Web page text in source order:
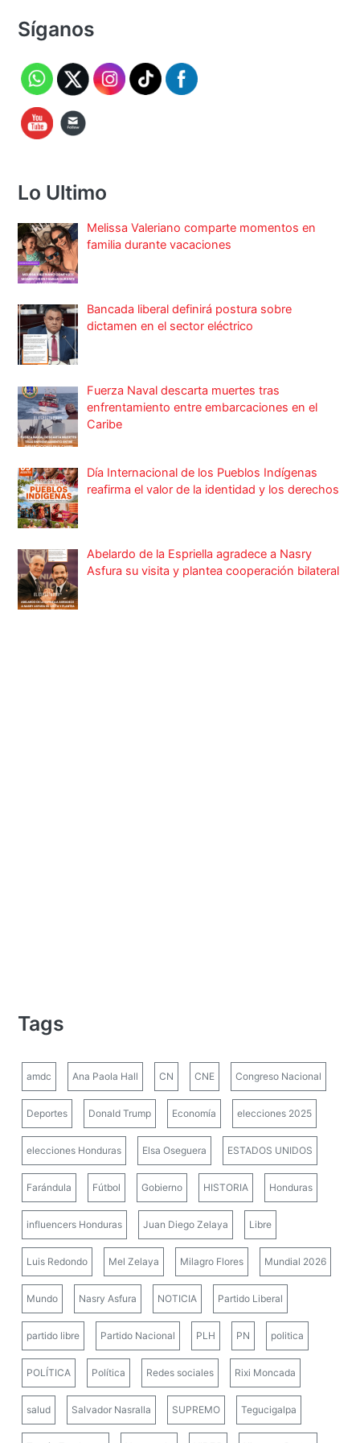
Síganos
Lo Ultimo
Melissa Valeriano comparte momentos en
familia durante vacaciones
Bancada liberal definirá postura sobre
dictamen en el sector eléctrico
Fuerza Naval descarta muertes tras
enfrentamiento entre embarcaciones en el
Caribe
Día Internacional de los Pueblos Indígenas
reafirma el valor de la identidad y los derechos
Abelardo de la Espriella agradece a Nasry
Asfura su visita y plantea cooperación bilateral
Tags
amdc Ana Paola Hall CN CNE Congreso Nacional
Deportes Donald Trump Economía elecciones 2025
elecciones Honduras Elsa Oseguera ESTADOS UNIDOS
Farándula Fútbol Gobierno HISTORIA Honduras
influencers Honduras Juan Diego Zelaya Libre
Luis Redondo Mel Zelaya Milagro Flores Mundial 2026
Mundo Nasry Asfura NOTICIA Partido Liberal
partido libre Partido Nacional PLH PN politica
POLÍTICA Política Redes sociales Rixi Moncada
salud Salvador Nasralla SUPREMO Tegucigalpa